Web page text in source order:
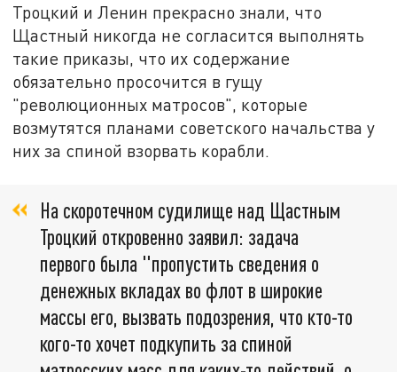
Троцкий и Ленин прекрасно знали, что
Щастный никогда не согласится выполнять
такие приказы, что их содержание
обязательно просочится в гущу
"революционных матросов", которые
возмутятся планами советского начальства у
них за спиной взорвать корабли.
На скоротечном судилище над Щастным
Троцкий откровенно заявил: задача
первого была "пропустить сведения о
денежных вкладах во флот в широкие
массы его, вызвать подозрения, что кто-то
кого-то хочет подкупить за спиной